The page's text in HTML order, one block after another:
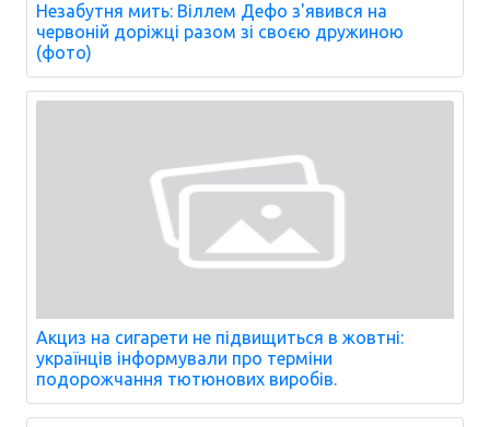
Незабутня мить: Віллем Дефо з'явився на
червоній доріжці разом зі своєю дружиною
(фото)
Акциз на сигарети не підвищиться в жовтні:
українців інформували про терміни
подорожчання тютюнових виробів.